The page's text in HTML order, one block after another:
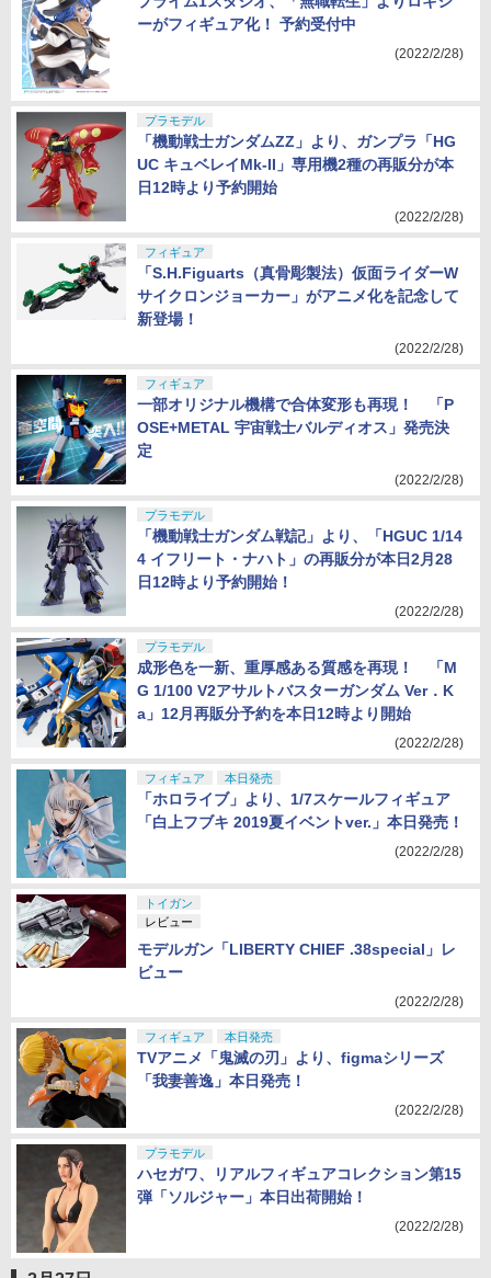
ーがフィギュア化！ 予約受付中
(2022/2/28)
プラモデル
「機動戦士ガンダムZZ」より、ガンプラ「HG
UC キュベレイMk-II」専用機2種の再販分が本
日12時より予約開始
(2022/2/28)
フィギュア
「S.H.Figuarts（真骨彫製法）仮面ライダーW
サイクロンジョーカー」がアニメ化を記念して
新登場！
(2022/2/28)
フィギュア
一部オリジナル機構で合体変形も再現！ 「P
OSE+METAL 宇宙戦士バルディオス」発売決
定
(2022/2/28)
プラモデル
「機動戦士ガンダム戦記」より、「HGUC 1/14
4 イフリート・ナハト」の再販分が本日2月28
日12時より予約開始！
(2022/2/28)
プラモデル
成形色を一新、重厚感ある質感を再現！ 「M
G 1/100 V2アサルトバスターガンダム Ver．K
a」12月再販分予約を本日12時より開始
(2022/2/28)
フィギュア 本日発売
「ホロライブ」より、1/7スケールフィギュア
「白上フブキ 2019夏イベントver.」本日発売！
(2022/2/28)
トイガン
レビュー
モデルガン「LIBERTY CHIEF .38special」レ
ビュー
(2022/2/28)
フィギュア 本日発売
TVアニメ「鬼滅の刃」より、figmaシリーズ
「我妻善逸」本日発売！
(2022/2/28)
プラモデル
ハセガワ、リアルフィギュアコレクション第15
弾「ソルジャー」本日出荷開始！
(2022/2/28)